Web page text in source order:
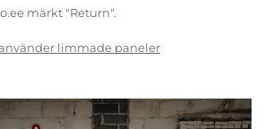
märkt "Return".
limmade paneler